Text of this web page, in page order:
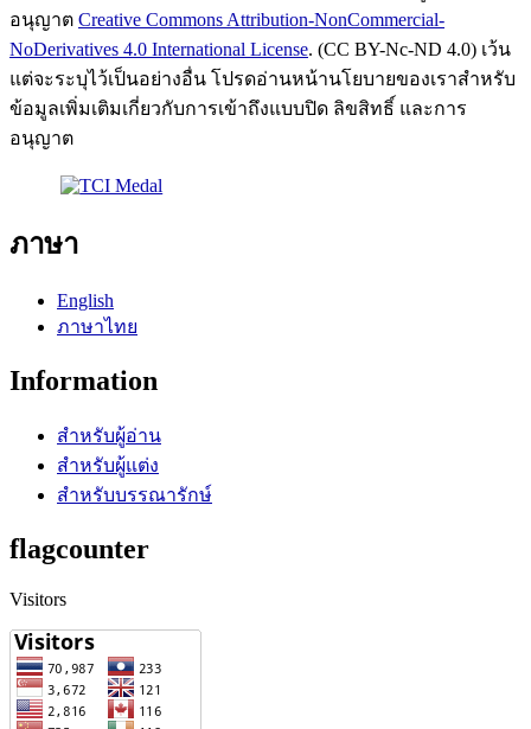
อนุญาต Creative Commons Attribution-NonCommercial-
NoDerivatives 4.0 International License. (CC BY-Nc-ND 4.0) เว้น
แต่จะระบุไว้เป็นอย่างอื่น โปรดอ่านหน้านโยบายของเราสำหรับ
ข้อมูลเพิ่มเติมเกี่ยวกับการเข้าถึงแบบปิด ลิขสิทธิ์ และการ
อนุญาต
ภาษา
English
ภาษาไทย
Information
สำหรับผู้อ่าน
สำหรับผู้แต่ง
สำหรับบรรณารักษ์
flagcounter
Visitors